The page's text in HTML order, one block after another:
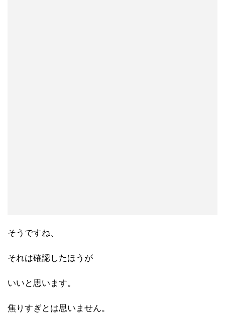
そうですね、
それは確認したほうが
いいと思います。
焦りすぎとは思いません。